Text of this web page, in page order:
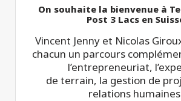
On souhaite la bienvenue à
Post 3 Lacs en
Vincent Jenny et Nicolas
chacun un parcours
l’entrepreneuriat,
de terrain, la gestion de
relations